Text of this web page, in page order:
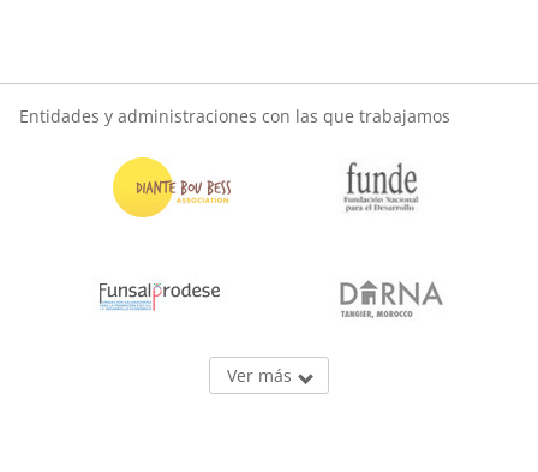
Entidades y administraciones con las que trabajamos
Ver más